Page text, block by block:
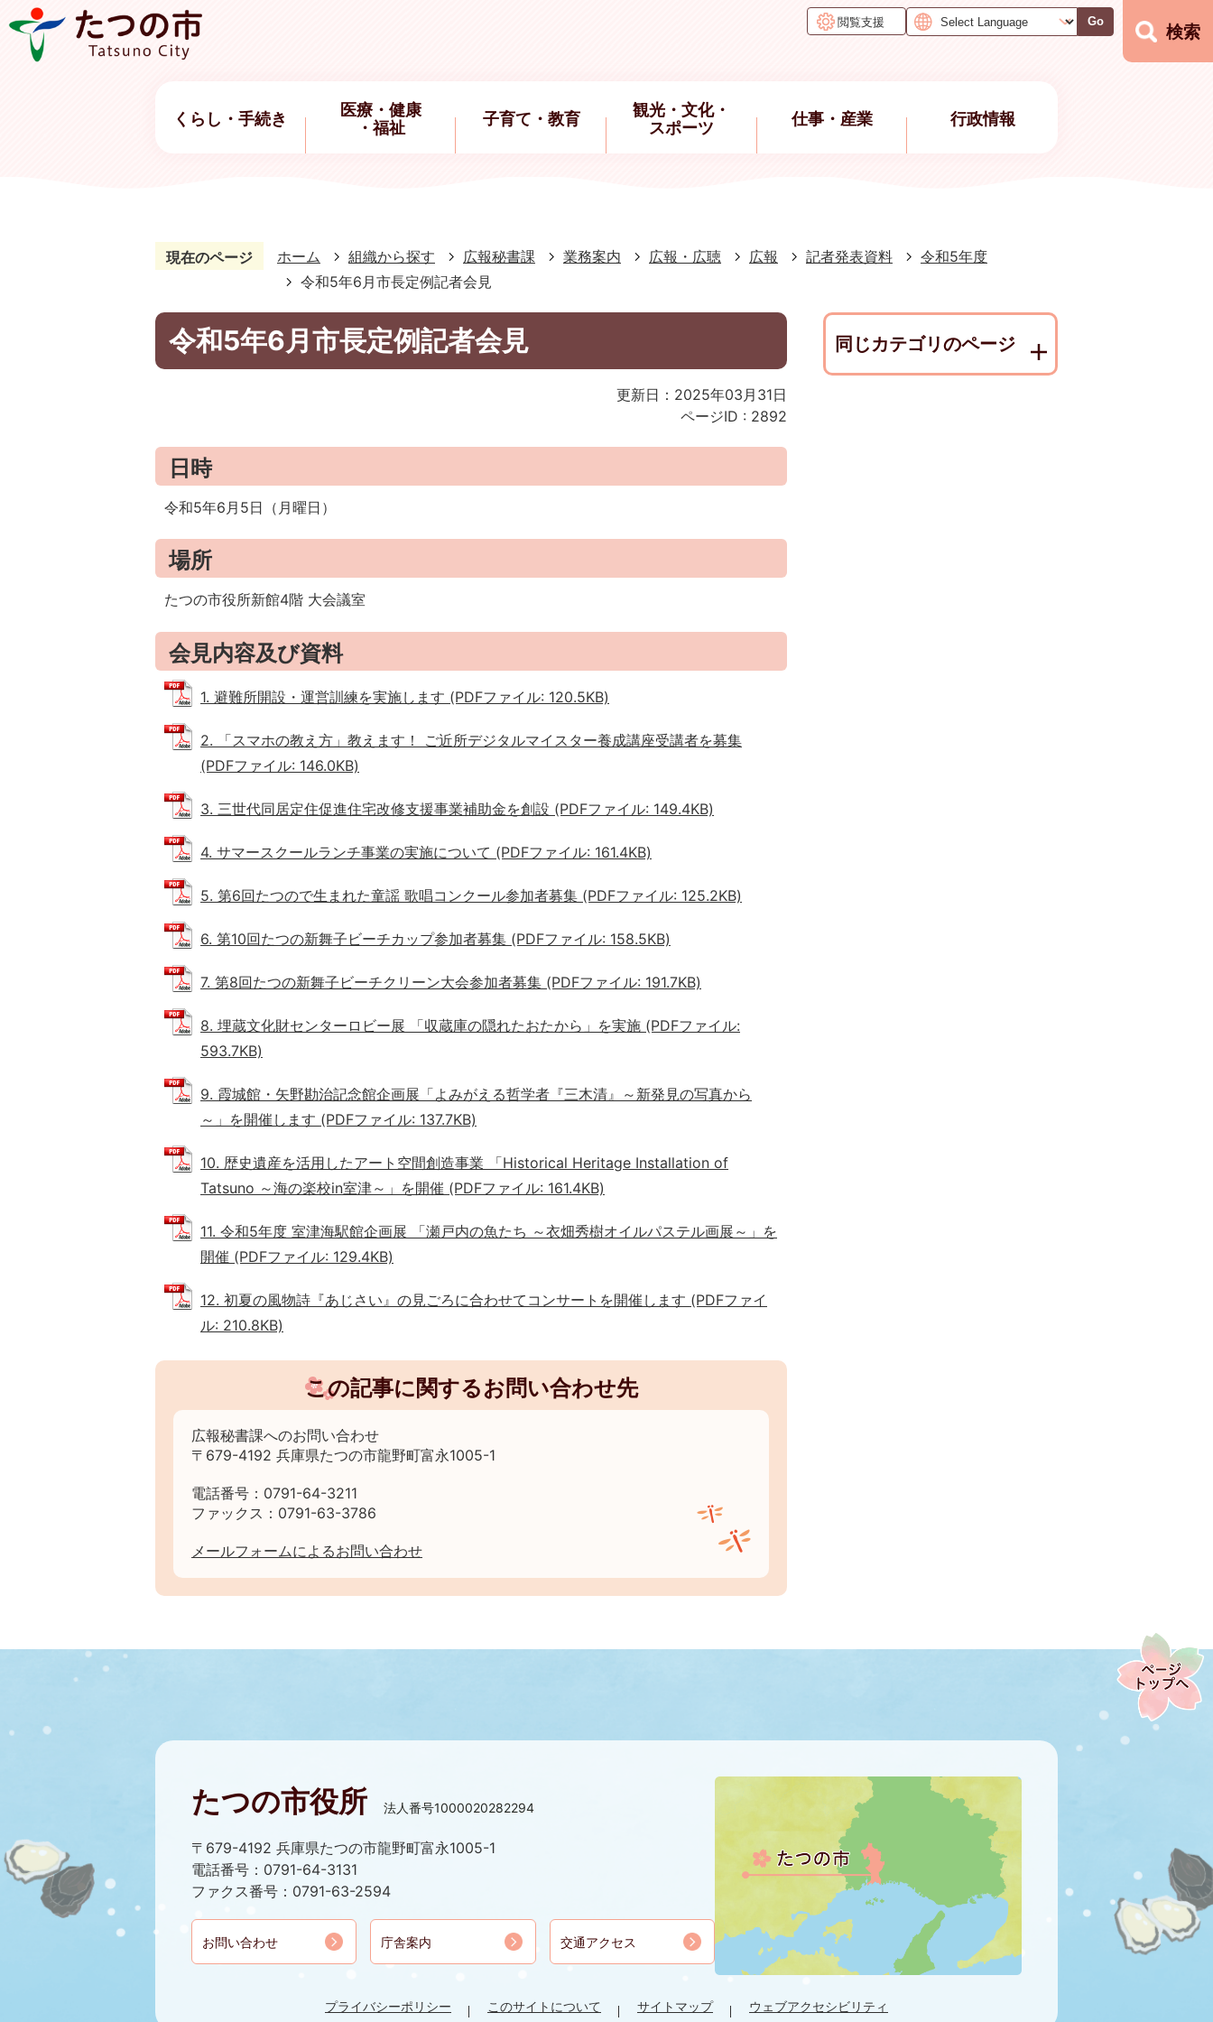
閲覧支援 Go
検索
くらし・手続き
医療・健康
・福祉
子育て・教育
観光・文化・
スポーツ
仕事・産業 行政情報
現在のページ ホーム 組織から探す 広報秘書課 業務案内 広報・広聴 広報 記者発表資料
令和5年度
令和5年6月市長定例記者会見
令和5年6月市長定例記者会見
更新日：2025年03月31日
ページID : 2892
日時
令和5年6月5日（月曜日）
場所
たつの市役所新館4階 大会議室
会見内容及び資料
1. 避難所開設・運営訓練を実施します (PDFファイル: 120.5KB)
2. 「スマホの教え方」教えます！ ご近所デジタルマイスター養成講座受講者を募集
(PDFファイル: 146.0KB)
3. 三世代同居定住促進住宅改修支援事業補助金を創設 (PDFファイル: 149.4KB)
4. サマースクールランチ事業の実施について (PDFファイル: 161.4KB)
5. 第6回たつので生まれた童謡 歌唱コンクール参加者募集 (PDFファイル: 125.2KB)
6. 第10回たつの新舞子ビーチカップ参加者募集 (PDFファイル: 158.5KB)
7. 第8回たつの新舞子ビーチクリーン大会参加者募集 (PDFファイル: 191.7KB)
8. 埋蔵文化財センターロビー展 「収蔵庫の隠れたおたから」を実施 (PDFファイル:
593.7KB)
9. 霞城館・矢野勘治記念館企画展「よみがえる哲学者『三木清』～新発見の写真から
～」を開催します (PDFファイル: 137.7KB)
10. 歴史遺産を活用したアート空間創造事業 「Historical Heritage Installation of
Tatsuno ～海の楽校in室津～」を開催 (PDFファイル: 161.4KB)
11. 令和5年度 室津海駅館企画展 「瀬戸内の魚たち ～衣畑秀樹オイルパステル画展～」を
開催 (PDFファイル: 129.4KB)
12. 初夏の風物詩『あじさい』の見ごろに合わせてコンサートを開催します (PDFファイ
ル: 210.8KB)
この記事に関するお問い合わせ先
広報秘書課へのお問い合わせ
〒679-4192 兵庫県たつの市龍野町富永1005-1
電話番号：0791-64-3211
ファックス：0791-63-3786
メールフォームによるお問い合わせ
同じカテゴリのページ
たつの市役所 法人番号1000020282294
〒679-4192 兵庫県たつの市龍野町富永1005-1
電話番号：0791-64-3131
ファクス番号：0791-63-2594
お問い合わせ 庁舎案内 交通アクセス
プライバシーポリシー このサイトについて サイトマップ ウェブアクセシビリティ